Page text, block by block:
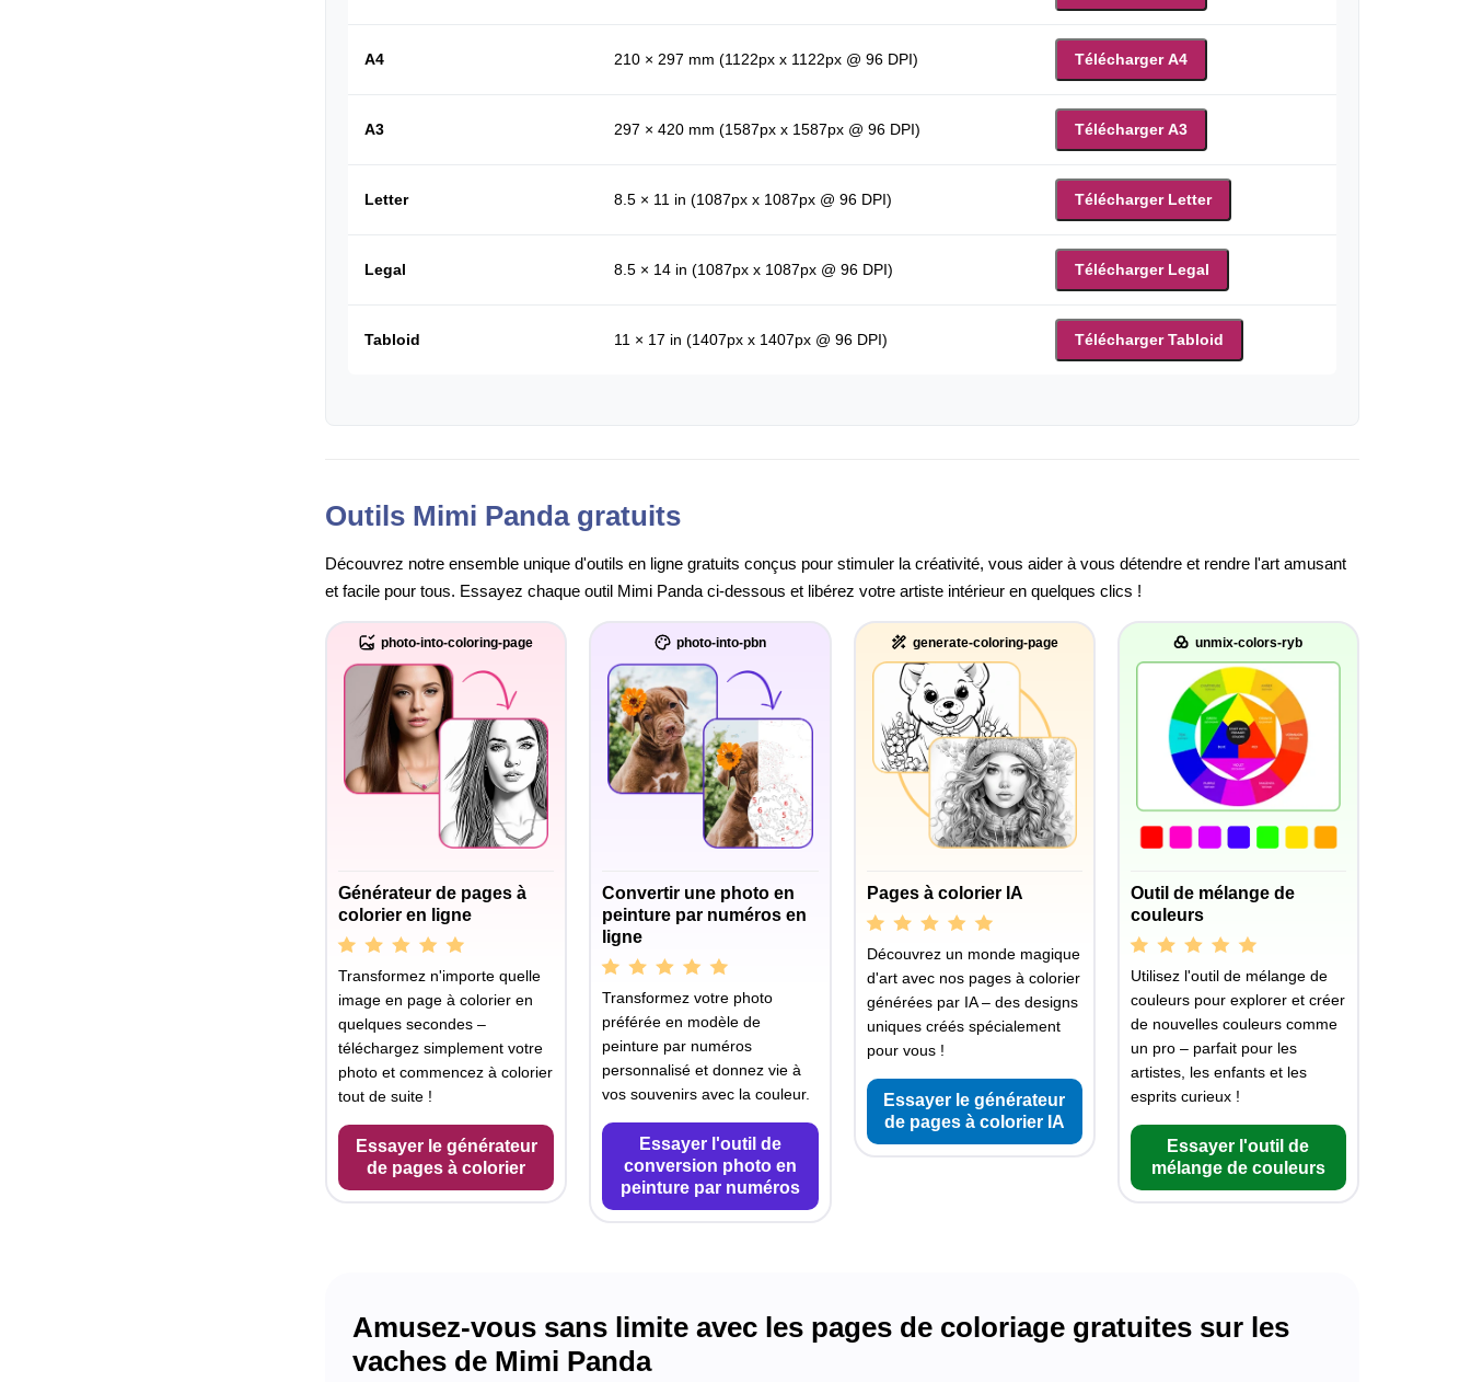
A4 210 × 297 mm (1122px x 1122px @ 96 DPI) Télécharger A4
A3 297 × 420 mm (1587px x 1587px @ 96 DPI) Télécharger A3
Letter 8.5 × 11 in (1087px x 1087px @ 96 DPI) Télécharger Letter
Legal 8.5 × 14 in (1087px x 1087px @ 96 DPI) Télécharger Legal
Tabloid 11 × 17 in (1407px x 1407px @ 96 DPI) Télécharger Tabloid
Outils Mimi Panda gratuits
Découvrez notre ensemble unique d'outils en ligne gratuits conçus pour stimuler la créativité, vous aider à vous détendre et rendre l'art amusant
et facile pour tous. Essayez chaque outil Mimi Panda ci-dessous et libérez votre artiste intérieur en quelques clics !
photo-into-coloring-page
Générateur de pages à
colorier en ligne
Transformez n'importe quelle
image en page à colorier en
quelques secondes –
téléchargez simplement votre
photo et commencez à colorier
tout de suite !
Essayer le générateur
de pages à colorier
photo-into-pbn
Convertir une photo en
peinture par numéros en
ligne
Transformez votre photo
préférée en modèle de
peinture par numéros
personnalisé et donnez vie à
vos souvenirs avec la couleur.
Essayer l'outil de
conversion photo en
peinture par numéros
generate-coloring-page
Pages à colorier IA
Découvrez un monde magique
d'art avec nos pages à colorier
générées par IA – des designs
uniques créés spécialement
pour vous !
Essayer le générateur
de pages à colorier IA
unmix-colors-ryb
Outil de mélange de
couleurs
Utilisez l'outil de mélange de
couleurs pour explorer et créer
de nouvelles couleurs comme
un pro – parfait pour les
artistes, les enfants et les
esprits curieux !
Essayer l'outil de
mélange de couleurs
Amusez-vous sans limite avec les pages de coloriage gratuites sur les
vaches de Mimi Panda